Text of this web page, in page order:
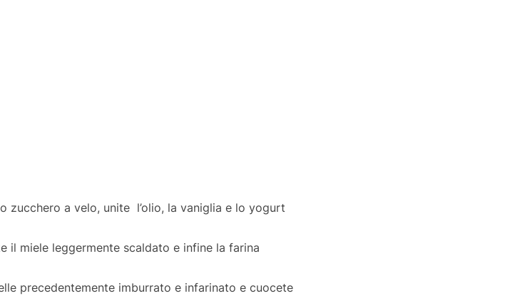
zucchero a velo, unite l’olio, la vaniglia e lo yogurt
il miele leggermente scaldato e infine la farina
precedentemente imburrato e infarinato e cuocete